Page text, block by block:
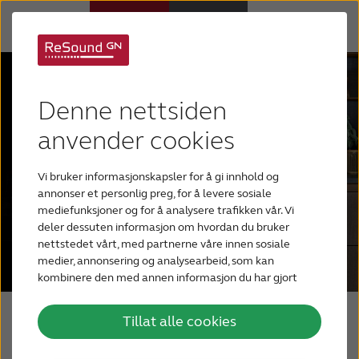
Denne nettsiden
anvender cookies
Vi bruker informasjonskapsler for å gi innhold og
annonser et personlig preg, for å levere sosiale
mediefunksjoner og for å analysere trafikken vår. Vi
deler dessuten informasjon om hvordan du bruker
nettstedet vårt, med partnerne våre innen sosiale
medier, annonsering og analysearbeid, som kan
kombinere den med annen informasjon du har gjort
gjennom din bruk av tjenestene deres.
Tillat alle cookies
Hvorfor ReSound
Hjelp
Blogg
KONTAKT OSS
Skreddersydd for deg